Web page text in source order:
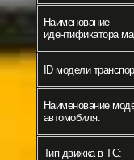
Наименование
идентификатора
ID модели
Наименование
автомобиля:
Тип движка в ТС: